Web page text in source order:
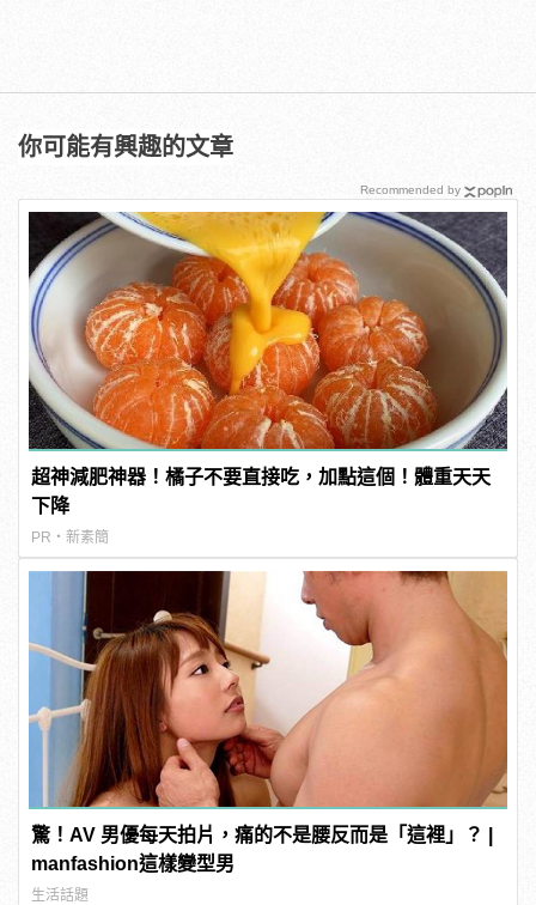
你可能有興趣的文章
超神減肥神器！橘子不要直接吃，加點這個！體重天天
下降
PR・新素簡
驚！AV 男優每天拍片，痛的不是腰反而是「這裡」？ |
manfashion這樣變型男
生活話題
Recommended by